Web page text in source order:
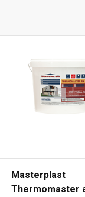
Masterplast
Thermomaster